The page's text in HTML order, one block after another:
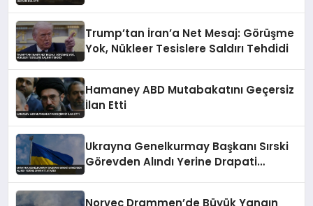
Trump’tan İran’a Net Mesaj: Görüşme
Yok, Nükleer Tesislere Saldırı Tehdidi
Hamaney ABD Mutabakatını Geçersiz
İlan Etti
Ukrayna Genelkurmay Başkanı Sırski
Görevden Alındı Yerine Drapati
Norveç Drammen’de Büyük Yangın